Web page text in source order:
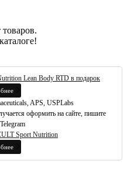
Lean Body RTD в подарок
APS, USPLabs
оформить на сайте, пишите
Sport Nutrition